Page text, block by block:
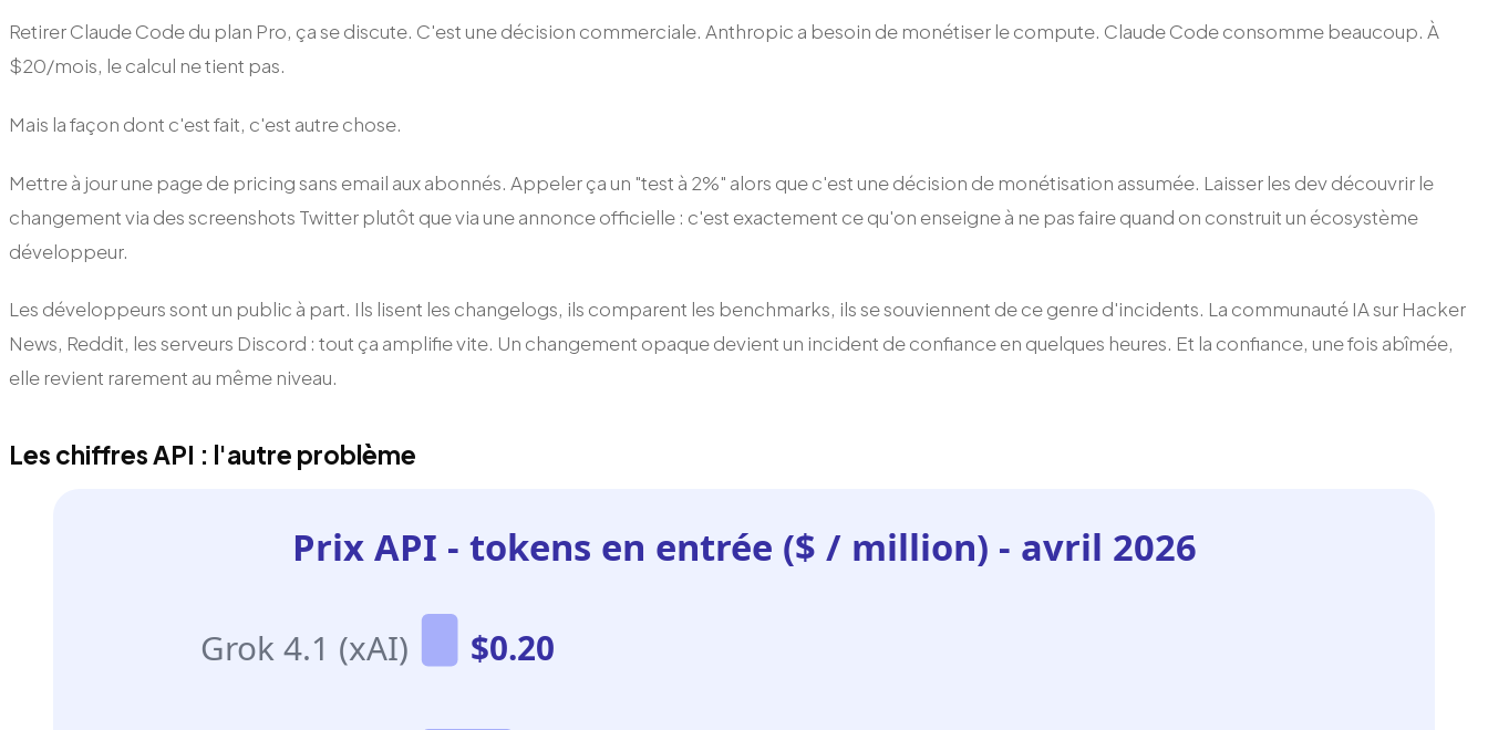
Retirer Claude Code du plan Pro, ça se discute. C'est une décision commerciale. Anthropic a besoin de monétiser le compute. Claude Code consomme beaucoup. À
$20/mois, le calcul ne tient pas.
Mais la façon dont c'est fait, c'est autre chose.
Mettre à jour une page de pricing sans email aux abonnés. Appeler ça un "test à 2%" alors que c'est une décision de monétisation assumée. Laisser les dev découvrir le
changement via des screenshots Twitter plutôt que via une annonce officielle : c'est exactement ce qu'on enseigne à ne pas faire quand on construit un écosystème
développeur.
Les développeurs sont un public à part. Ils lisent les changelogs, ils comparent les benchmarks, ils se souviennent de ce genre d'incidents. La communauté IA sur Hacker
News, Reddit, les serveurs Discord : tout ça amplifie vite. Un changement opaque devient un incident de confiance en quelques heures. Et la confiance, une fois abîmée,
elle revient rarement au même niveau.
Les chiffres API : l'autre problème
Prix API - tokens en entrée ($ / million) - avril 2026
Grok 4.1 (xAI) $0.20